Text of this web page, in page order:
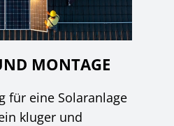
MONTAGE
für eine Solaranlage
kluger und